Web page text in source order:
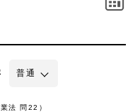
法 問22）